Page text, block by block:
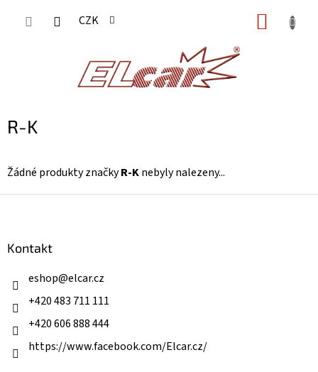
CZK
R-K
Žádné produkty značkyR-Knebyly nalezeny...
Kontakt
eshop@elcar.cz
+420 483 711 111
+420 606 888 444
https://www.facebook.com/Elcar.cz/